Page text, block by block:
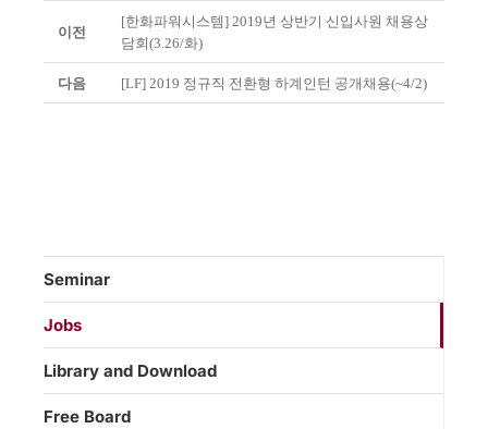
이전
[한화파워시스템] 2019년 상반기 신입사원 채용상
담회(3.26/화)
다음 [LF] 2019 정규직 전환형 하계인턴 공개채용(~4/2)
Seminar
Jobs
Library and Download
Free Board